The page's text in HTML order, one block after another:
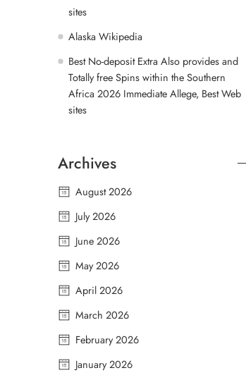
sites
Alaska Wikipedia
Best No-deposit Extra Also provides and
Totally free Spins within the Southern
Africa 2026 Immediate Allege, Best Web
sites
Archives
August 2026
July 2026
June 2026
May 2026
April 2026
March 2026
February 2026
January 2026